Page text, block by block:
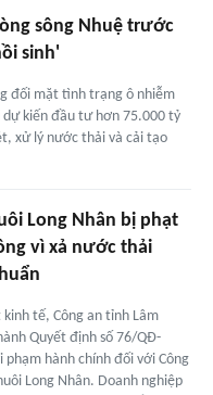
sông Nhuệ trước
sinh'
đối mặt tình trạng ô nhiễm
dự kiến đầu tư hơn 75.000 tỷ
xử lý nước thải và cải tạo
Long Nhân bị phạt
vì xả nước thải
kinh tế, Công an tỉnh Lâm
Quyết định số 76/QĐ-
phạm hành chính đối với Công
Long Nhân. Doanh nghiệp